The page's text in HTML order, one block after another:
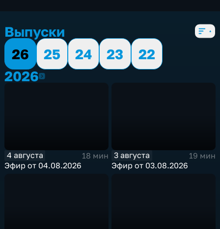
Выпуски
26
25 24 23
22
20262026
4 августа
18 мин
Эфир от 04.08.2026
3 августа
19 мин
Эфир от 03.08.2026